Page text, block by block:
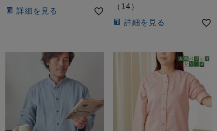
詳細を見る
（ 14）
詳細を見る